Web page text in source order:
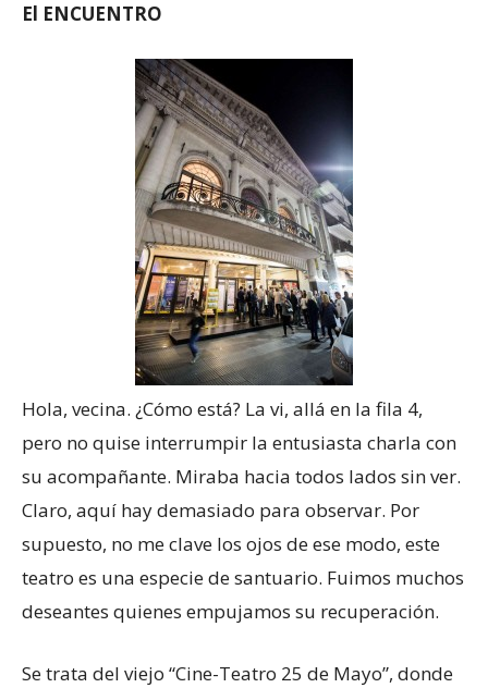
El ENCUENTRO
Hola, vecina. ¿Cómo está? La vi, allá en la fila 4,
pero no quise interrumpir la entusiasta charla con
su acompañante. Miraba hacia todos lados sin ver.
Claro, aquí hay demasiado para observar. Por
supuesto, no me clave los ojos de ese modo, este
teatro es una especie de santuario. Fuimos muchos
deseantes quienes empujamos su recuperación.
Se trata del viejo “Cine-Teatro 25 de Mayo”, donde